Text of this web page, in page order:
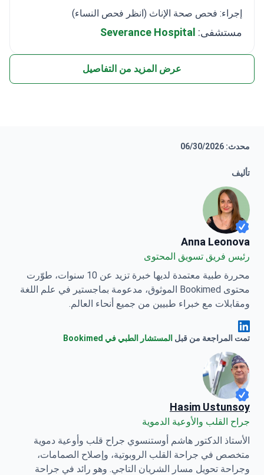
إجراء: فحص صحة الإناث (انظر فحص النساء)
مستشفى: Severance Hospital
عرض المزيد من التفاصيل
محدث: 06/30/2026
تأليف
Anna Leonova
Anna Leonova
رئيس فريق تسويق المحتوى
محررة طبية معتمدة لديها خبرة تزيد عن 10 سنوات، طوّرت
محتوى Bookimed الموثوق، مدعومة بماجستير في علم اللغة
ومقابلات مع خبراء طبيين من جميع أنحاء العالم.
Anna Leonova Linkedin
تمت المراجعة من قبل المستشار الطبي في Bookimed
Hasim Ustunsoy
جراح القلب والأوعية الدموية
الأستاذ الدكتور هاشم أوستنسوي جراح قلب وأوعية دموية
متخصص في جراحة القلب الروبوتية، وإصلاح الصمامات،
وجراحة تحويل مسار الشريان التاجي. وهو رائد في جراحة